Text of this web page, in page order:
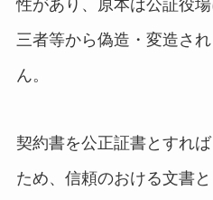
三者等から偽造・変造さ
ん。
契約書を公正証書とすれ
ため、信頼のおける文書